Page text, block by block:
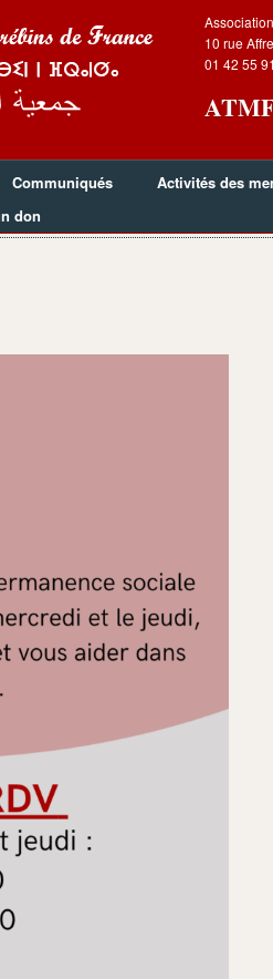
10 rue
01 42 55
Communiqués Activités des
don